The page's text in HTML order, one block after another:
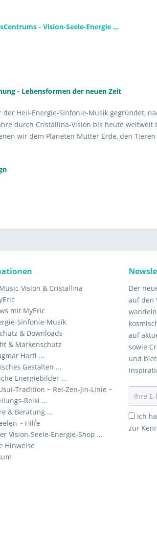
- Vision-Seele-Energie ...
- Lebensformen der neuen Zeit
Heil-Energie-Sinfonie-Musik gegründet,
durch Cristallina-Vision bis heute
wir dem Planeten Mutter Erde, den
Vision & Cristallina
mit MyEric
Sinfonie-Musik
& Downloads
& Markenschutz
Hartl ...
Gestalten ...
Energiebilder ...
Tradition ~ Rei-Zen-Jin-Linie ~
Reiki ...
& Beratung ...
~ Hilfe
Vision-Seele-Energie-Shop ...
Hinweise
Der
auf den
auf
sowie
und
Ich
zur